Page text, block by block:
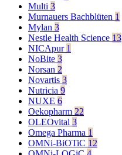
Multi 3
Murnauers Bachblüten 1
Mylan 3
Nestle Health Science 13
NICApur 1
NoBite 3
Norsan 2
Novartis 3
Nutricia 9
NUXE 6
Oekopharm 22
OLEOvital 3
Omega Pharma 1
OMNi-BiOTiC 12